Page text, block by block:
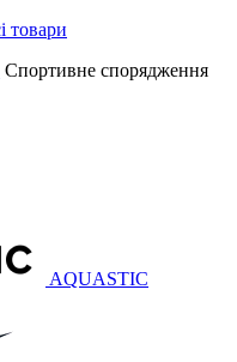
Спортивне спорядження
AQUASTIC